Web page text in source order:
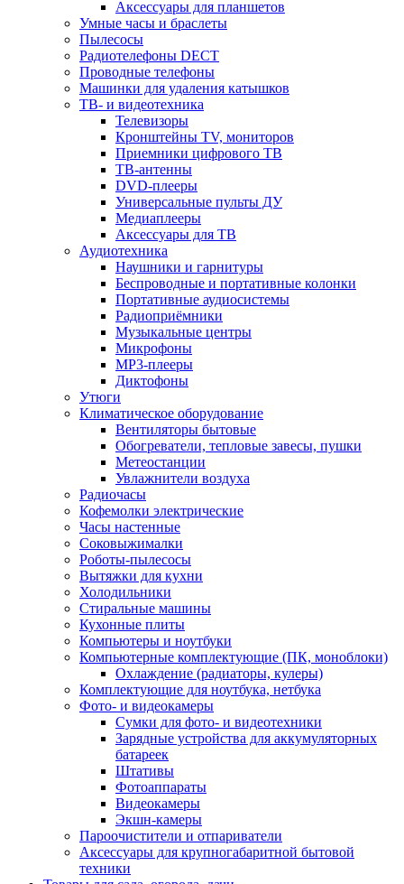
Аксессуары для планшетов
Умные часы и браслеты
Пылесосы
Радиотелефоны DECT
Проводные телефоны
Машинки для удаления катышков
ТВ- и видеотехника
Телевизоры
Кронштейны TV, мониторов
Приемники цифрового ТВ
ТВ-антенны
DVD-плееры
Универсальные пульты ДУ
Медиаплееры
Аксессуары для ТВ
Аудиотехника
Наушники и гарнитуры
Беспроводные и портативные колонки
Портативные аудиосистемы
Радиоприёмники
Музыкальные центры
Микрофоны
MP3-плееры
Диктофоны
Утюги
Климатическое оборудование
Вентиляторы бытовые
Обогреватели, тепловые завесы, пушки
Метеостанции
Увлажнители воздуха
Радиочасы
Кофемолки электрические
Часы настенные
Соковыжималки
Роботы-пылесосы
Вытяжки для кухни
Холодильники
Стиральные машины
Кухонные плиты
Компьютеры и ноутбуки
Компьютерные комплектующие (ПК, моноблоки)
Охлаждение (радиаторы, кулеры)
Комплектующие для ноутбука, нетбука
Фото- и видеокамеры
Сумки для фото- и видеотехники
Зарядные устройства для аккумуляторных
батареек
Штативы
Фотоаппараты
Видеокамеры
Экшн-камеры
Пароочистители и отпариватели
Аксессуары для крупногабаритной бытовой
техники